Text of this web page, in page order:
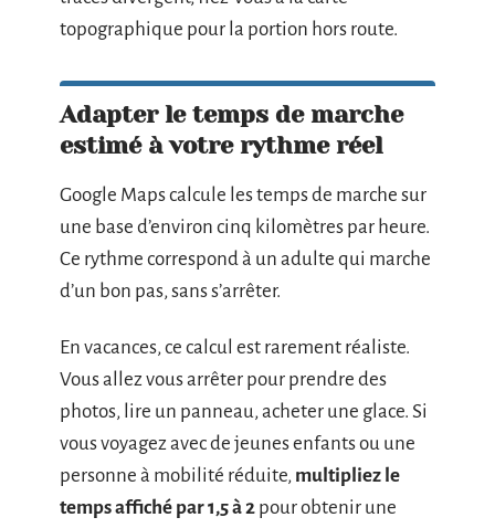
topographique pour la portion hors route.
Adapter le temps de marche
estimé à votre rythme réel
Google Maps calcule les temps de marche sur
une base d’environ cinq kilomètres par heure.
Ce rythme correspond à un adulte qui marche
d’un bon pas, sans s’arrêter.
En vacances, ce calcul est rarement réaliste.
Vous allez vous arrêter pour prendre des
photos, lire un panneau, acheter une glace. Si
vous voyagez avec de jeunes enfants ou une
personne à mobilité réduite, multipliez le
temps affiché par 1,5 à 2 pour obtenir une